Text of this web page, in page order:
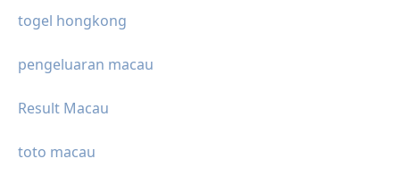
togel hongkong
pengeluaran macau
Result Macau
toto macau